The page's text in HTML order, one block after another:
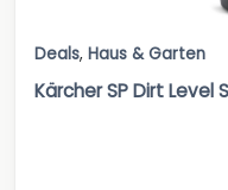
Deals, Haus & Garten
Kärcher SP Dirt Level